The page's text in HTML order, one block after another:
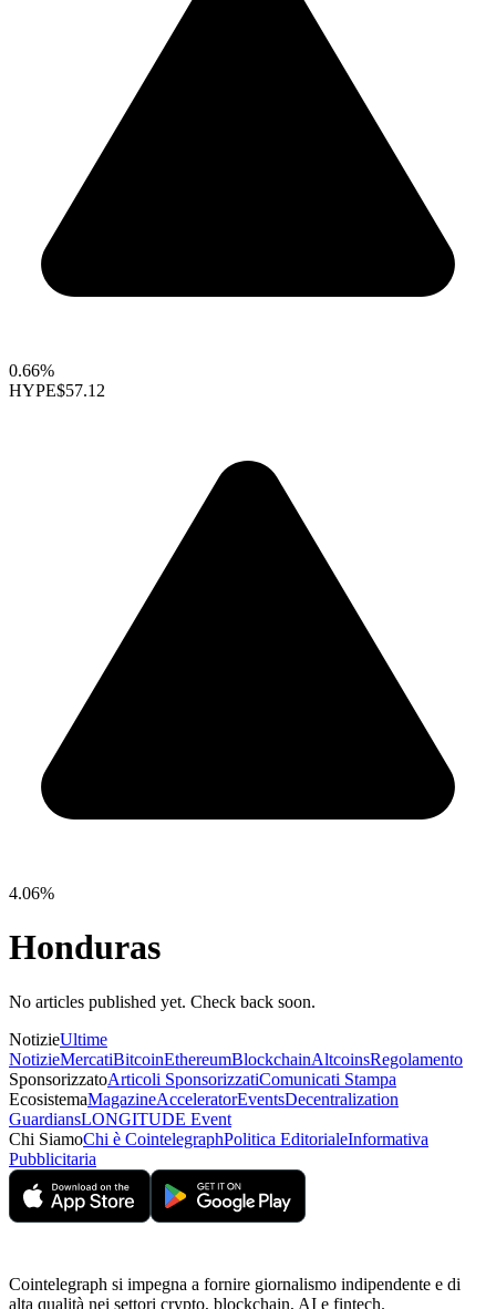
0.66%
HYPE$57.12
4.06%
Honduras
No articles published yet. Check back soon.
NotizieUltime
NotizieMercatiBitcoinEthereumBlockchainAltcoinsRegolamento
SponsorizzatoArticoli SponsorizzatiComunicati Stampa
EcosistemaMagazineAcceleratorEventsDecentralization
GuardiansLONGITUDE Event
Chi SiamoChi è CointelegraphPolitica EditorialeInformativa
Pubblicitaria
Cointelegraph si impegna a fornire giornalismo indipendente e di
alta qualità nei settori crypto, blockchain, AI e fintech.